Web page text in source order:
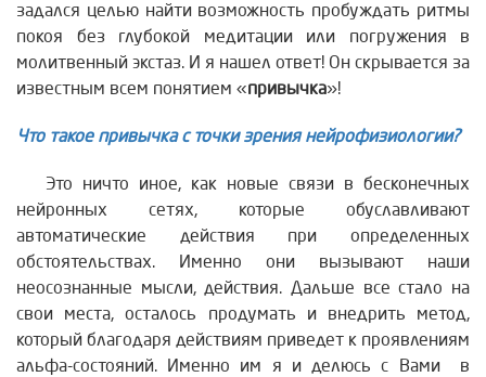
задался целью найти возможность пробуждать ритмы
покоя без глубокой медитации или погружения в
молитвенный экстаз. И я нашел ответ! Он скрывается за
известным всем понятием «привычка»!
Что такое привычка с точки зрения нейрофизиологии?
Это ничто иное, как новые связи в бесконечных
нейронных сетях, которые обуславливают
автоматические действия при определенных
обстоятельствах. Именно они вызывают наши
неосознанные мысли, действия. Дальше все стало на
свои места, осталось продумать и внедрить метод,
который благодаря действиям приведет к проявлениям
альфа-состояний. Именно им я и делюсь с Вами в